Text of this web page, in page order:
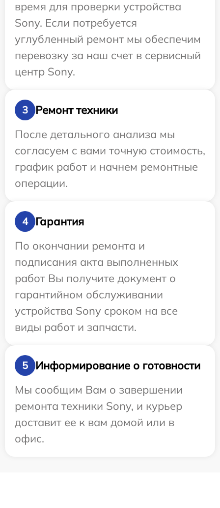
время для проверки устройства
Sony. Если потребуется
углубленный ремонт мы обеспечим
перевозку за наш счет в сервисный
центр Sony.
3
Ремонт техники
После детального анализа мы
согласуем с вами точную стоимость,
график работ и начнем ремонтные
операции.
4
Гарантия
По окончании ремонта и
подписания акта выполненных
работ Вы получите документ о
гарантийном обслуживании
устройства Sony сроком на все
виды работ и запчасти.
5
Информирование о готовности
Мы сообщим Вам о завершении
ремонта техники Sony, и курьер
доставит ее к вам домой или в
офис.